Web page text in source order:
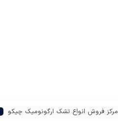
مرکز فروش انواع تشک ارگونومیک چیکو